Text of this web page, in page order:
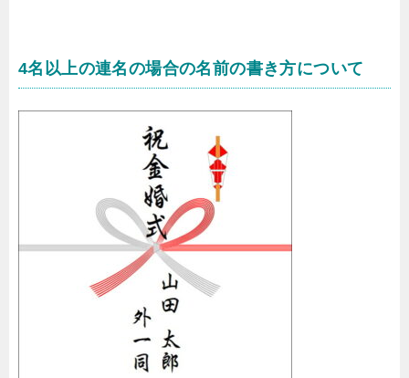
4名以上の連名の場合の名前の書き方について